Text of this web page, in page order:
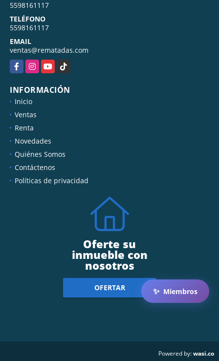
✨ Miembros
MÓVIL
5598161117
TELÉFONO
5598161117
EMAIL
ventas@rematadas.com
INFORMACIÓN
Inicio
Ventas
Renta
Novedades
Quiénes Somos
Contáctenos
Oferte su
inmueble con
nosotros
OFERTAR